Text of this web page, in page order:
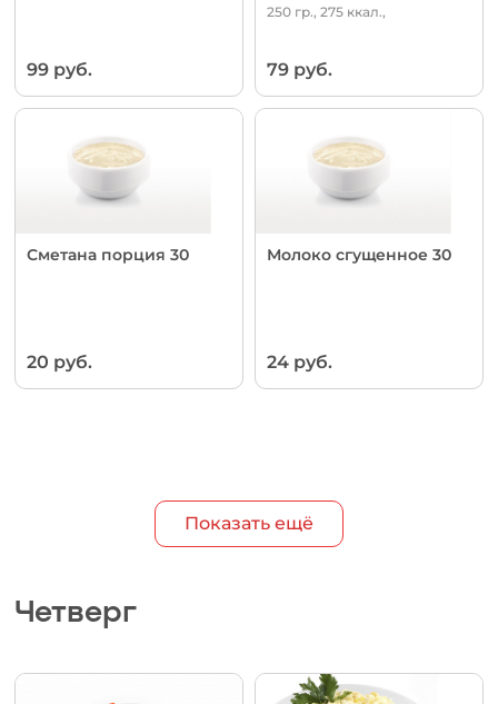
99 руб.
250 гр., 275 ккал.,
79 руб.
Сметана порция 30
20 руб.
Молоко сгущенное 30
24 руб.
Показать ещё
Четверг